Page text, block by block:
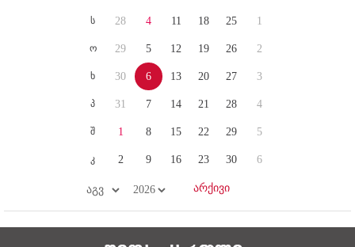
ს
ო
ხ
პ
შ
კ
28
29
30
31
1
2
4
5
6
7
8
9
11
12
13
14
15
16
18
19
20
21
22
23
25
26
27
28
29
30
1
2
3
4
5
6